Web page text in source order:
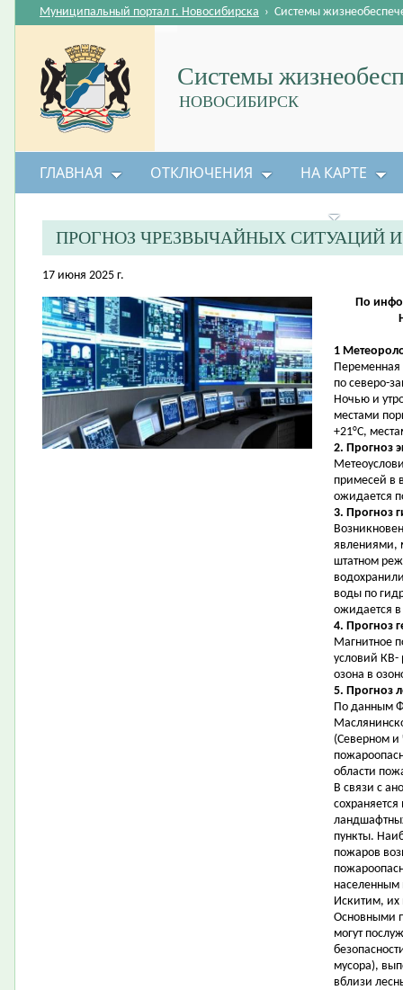
Системы
НОВОСИБИРСК
Муниципальный портал г. Новосибирска › Системы
ГЛАВНАЯ ОТКЛЮЧЕНИЯ НА КАРТЕ
ПРОГНОЗ ЧРЕЗВЫЧАЙНЫХ СИТУАЦИЙ
17 июня 2025 г.
По
1
Переменная
по северо-
Ночью и
местами
+21°С,
2. Прогноз
примесей в
ожидается
3. Прогноз
явлениями,
штатном
воды по
ожидается
4. Прогноз
Магнитное
условий КВ-
озона в
5. Прогноз
По данным
(Северном и
области
В связи с
пункты.
пожаров
населенным
Искитим, их
Основными
могут
мусора),
вблизи